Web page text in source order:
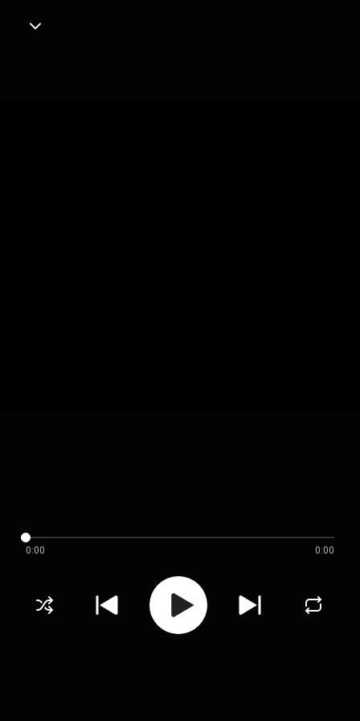
0:00 0:00